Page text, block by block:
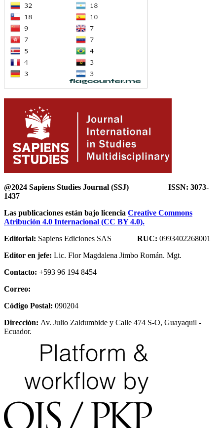
@2024 Sapiens Studies Journal (SSJ) ISSN: 3073-
1437
Las publicaciones están bajo licencia Creative Commons
Atribución 4.0 Internacional (CC BY 4.0).
Editorial: Sapiens Ediciones SAS RUC: 0993402268001
Editor en jefe: Lic. Flor Magdalena Jimbo Román. Mgt.
Contacto: +593 96 194 8454
Correo:
Código Postal: 090204
Dirección: Av. Julio Zaldumbide y Calle 474 S-O, Guayaquil -
Ecuador.